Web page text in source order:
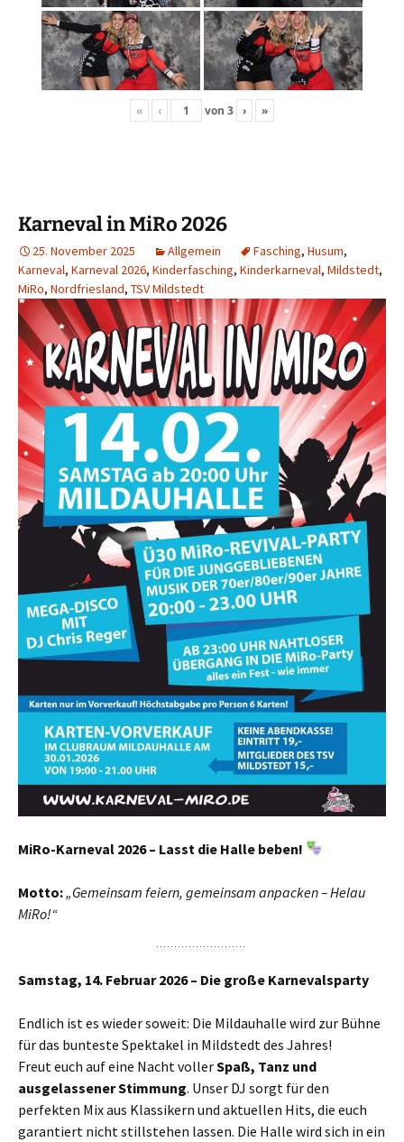
« ‹ von 3 › »
Karneval in MiRo 2026
25. November 2025 Allgemein Fasching, Husum,
Karneval, Karneval 2026, Kinderfasching, Kinderkarneval, Mildstedt,
MiRo, Nordfriesland, TSV Mildstedt
MiRo-Karneval 2026 – Lasst die Halle beben!
Motto:„Gemeinsam feiern, gemeinsam anpacken – Helau
MiRo!“
Samstag, 14. Februar 2026 – Die große Karnevalsparty
Endlich ist es wieder soweit: Die Mildauhalle wird zur Bühne
für das bunteste Spektakel in Mildstedt des Jahres!
Freut euch auf eine Nacht vollerSpaß, Tanz und
ausgelassener Stimmung. Unser DJ sorgt für den
perfekten Mix aus Klassikern und aktuellen Hits, die euch
garantiert nicht stillstehen lassen. Die Halle wird sich in ein